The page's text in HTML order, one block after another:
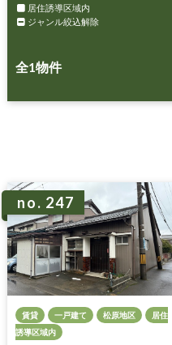
居住誘導区域内
ジャンル絞込解除
全1物件
no. 247
賃貸 一戸建て 松原地区
居住
誘導区域内